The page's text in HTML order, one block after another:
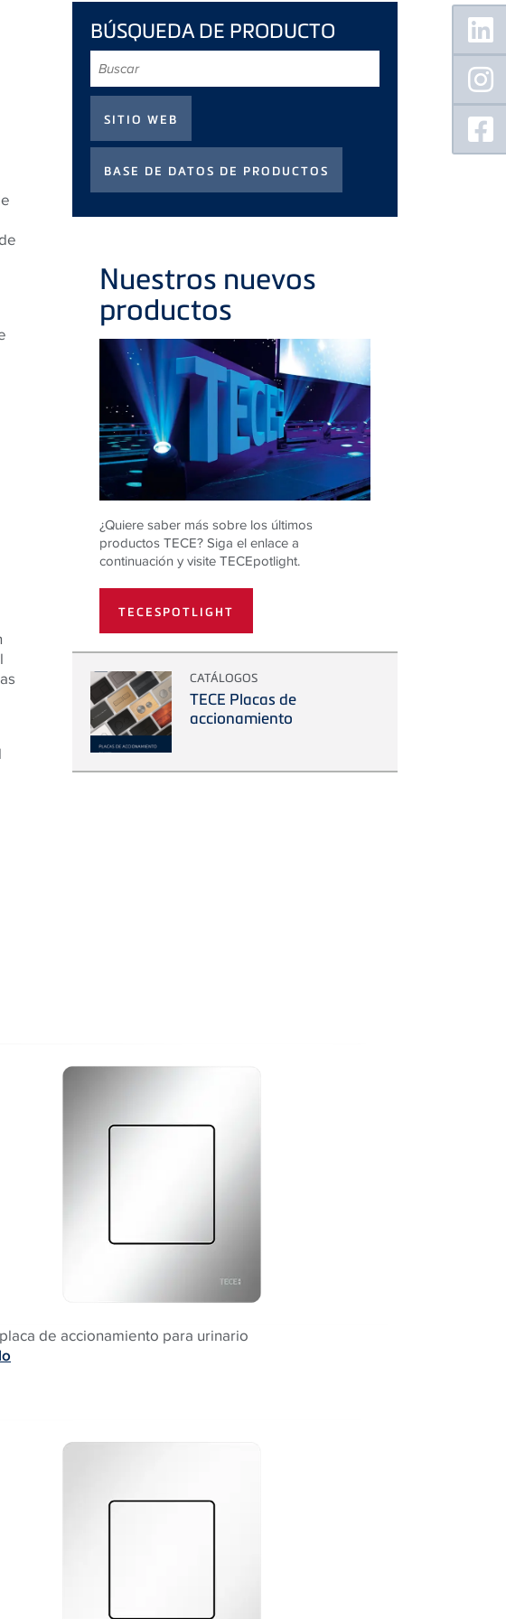
BÚSQUEDA DE PRODUCTO
Nuestros nuevos
productos
¿Quiere saber más sobre los últimos
productos TECE? Siga el enlace a
continuación y visite TECEpotlight.
TECESPOTLIGHT
CATÁLOGOS
TECE Placas de
accionamiento
de accionamiento para urinario
Floating